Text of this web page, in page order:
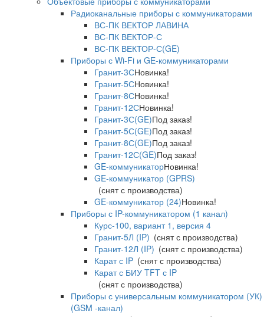
Радиоканальные приборы с коммуникаторами
ВС-ПК ВЕКТОР ЛАВИНА
ВС-ПК ВЕКТОР-С
ВС-ПК ВЕКТОР-С(GE)
Приборы с Wi-Fi и GE-коммуникаторами
Гранит-3СНовинка!
Гранит-5СНовинка!
Гранит-8СНовинка!
Гранит-12СНовинка!
Гранит-3С(GE)Под заказ!
Гранит-5С(GE)Под заказ!
Гранит-8С(GE)Под заказ!
Гранит-12С(GE)Под заказ!
GE-коммуникаторНовинка!
GE-коммуникатор (GPRS)
(снят с производства)
GE-коммуникатор (24)Новинка!
Приборы с IP-коммуникатором (1 канал)
Курс-100, вариант 1, версия 4
Гранит-5Л (IP) (снят с производства)
Гранит-12Л (IP) (снят с производства)
Карат с IP (снят с производства)
Карат с БИУ TFT с IP
(снят с производства)
Приборы с универсальным коммуникатором (УК)
(GSM -канал)